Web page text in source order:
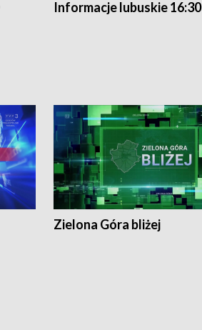
Informacje lubuskie 16:30
Zielona Góra bliżej